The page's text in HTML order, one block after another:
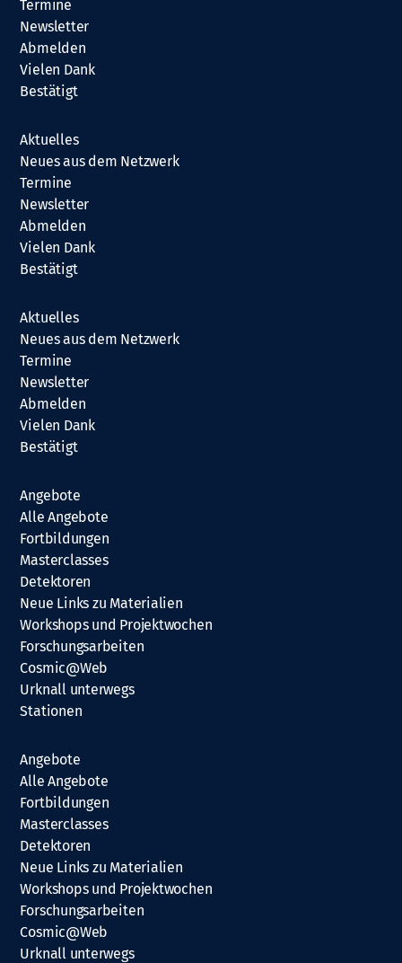
Termine
Newsletter
Abmelden
Vielen Dank
Bestätigt
Aktuelles
Neues aus dem Netzwerk
Termine
Newsletter
Abmelden
Vielen Dank
Bestätigt
Aktuelles
Neues aus dem Netzwerk
Termine
Newsletter
Abmelden
Vielen Dank
Bestätigt
Angebote
Alle Angebote
Fortbildungen
Masterclasses
Detektoren
Neue Links zu Materialien
Workshops und Projektwochen
Forschungsarbeiten
Cosmic@Web
Urknall unterwegs
Stationen
Angebote
Alle Angebote
Fortbildungen
Masterclasses
Detektoren
Neue Links zu Materialien
Workshops und Projektwochen
Forschungsarbeiten
Cosmic@Web
Urknall unterwegs